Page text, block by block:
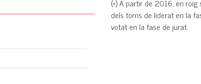
(*) A partir de 2016, en
dels torns de liderat en la
votat en la fase de jurat.